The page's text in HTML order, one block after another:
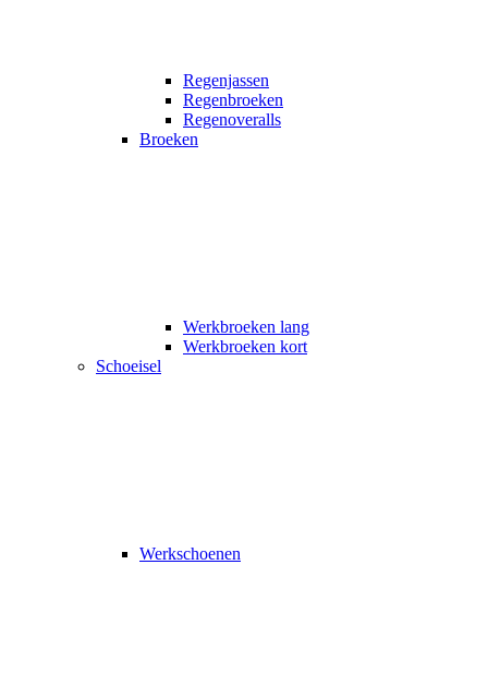
Regenjassen
Regenbroeken
Regenoveralls
Broeken
Werkbroeken lang
Werkbroeken kort
Schoeisel
Werkschoenen